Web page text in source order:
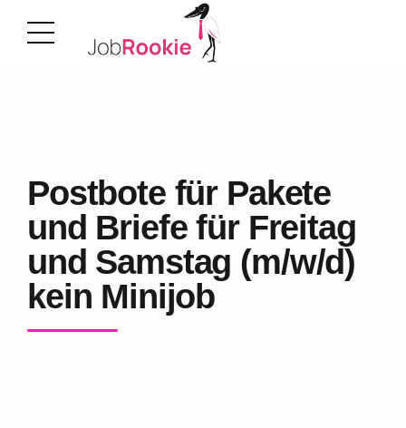
Postbote für Pakete
und Briefe für Freitag
und Samstag (m/w/d)
kein Minijob